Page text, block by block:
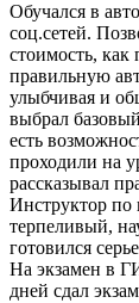
Обучался в
соц.сетей.
стоимость,
правильную
улыбчивая и
выбрал
есть
проходили на
рассказывал
Инструктор
терпеливый,
готовился
На экзамен в
дней сдал